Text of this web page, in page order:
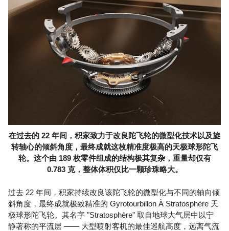
在过去的 22 年间，积家致力于改良陀飞轮的微型化技术以及旋
转轴心的倾斜角度，最终成就这枚精准度极高的天极球形陀飞
轮。这个由 189 枚零件组成的结构极其复杂，重量却仅有
0.783 克，整体体积仅比一颗珍珠略大。
过去 22 年间，积家持续改良该陀飞轮的微型化与不同的轴向倾
斜角度，最终成就极致精准的 Gyrotourbillon À Stratosphère 天
极球形陀飞轮。其名字 "Stratosphère" 取自地球大气层中以宁
静著称的平流层 —— 大型喷射客机的最佳巡航高度，远离气流